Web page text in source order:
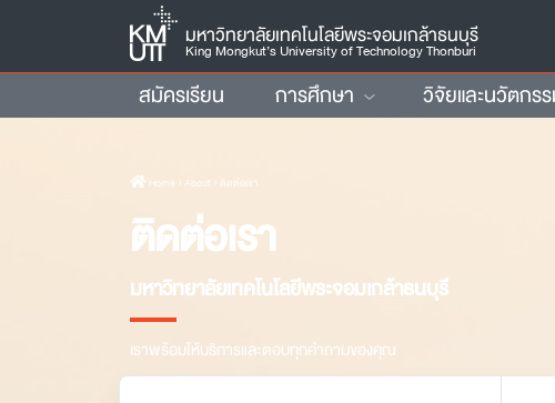
มหาวิทยาลัยเทคโนโลยีพระจอมเกล้าธนบุรี
King Mongkut’s University of Technology Thonburi
สมัครเรียน การศึกษา วิจัยและนวัตกร
Home › About › ติดต่อเรา
ติดต่อเรา
มหาวิทยาลัยเทคโนโลยีพระจอมเกล้าธนบุรี
เราพร้อมให้บริการและตอบทุกคำถามของคุณ